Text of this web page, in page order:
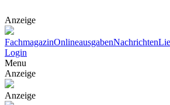
Anzeige
FachmagazinOnlineausgabenNachrichten
Login
Menu
Anzeige
Anzeige